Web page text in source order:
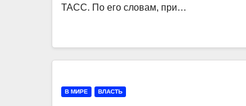
ТАСС. По его словам, при…
В МИРЕ ВЛАСТЬ